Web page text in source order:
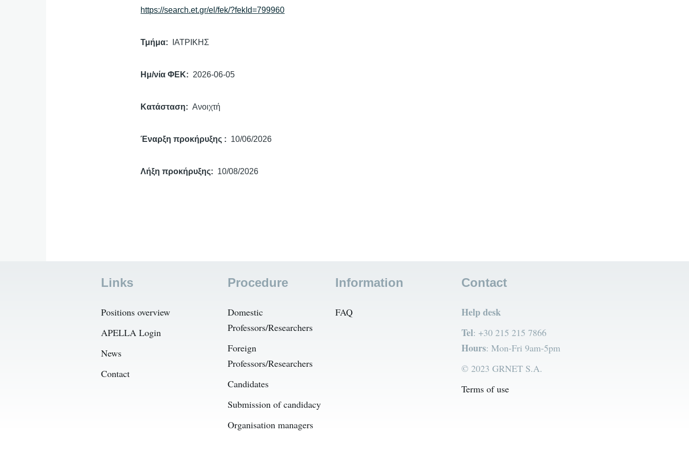
https://search.et.gr/el/fek/?fekId=799960
Τμήμα ΙΑΤΡΙΚΗΣ
Ημ/νία ΦΕΚ 2026-06-05
Κατάσταση Ανοιχτή
Έναρξη προκήρυξης 10/06/2026
Λήξη προκήρυξης 10/08/2026
Links
Positions overview
APELLA Login
News
Contact
Procedure
Domestic
Professors/Researchers
Foreign
Professors/Researchers
Candidates
Submission of candidacy
Organisation managers
Information
FAQ
Contact
Help desk
Tel: +30 215 215 7866
Hours: Mon-Fri 9am-5pm
© 2023 GRNET S.A.
Terms of use